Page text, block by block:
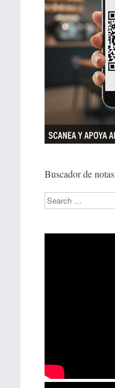
Buscador de notas
Search